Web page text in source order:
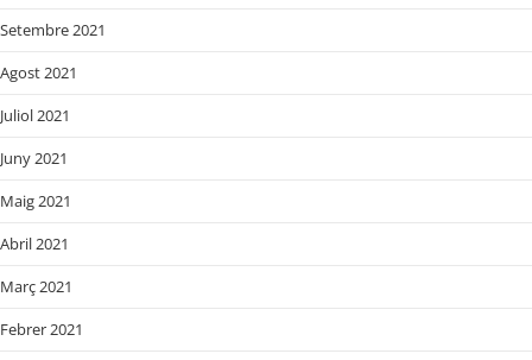
Setembre 2021
Agost 2021
Juliol 2021
Juny 2021
Maig 2021
Abril 2021
Març 2021
Febrer 2021